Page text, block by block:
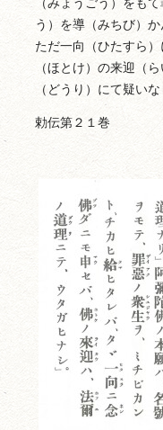
（みょうごう）をも
う）を導（みちび）
ただ一向（ひたすら
（ほとけ）の来迎（
（どうり）にて疑いな
勅伝第２１巻